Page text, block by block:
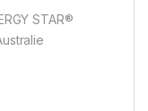
STAR®